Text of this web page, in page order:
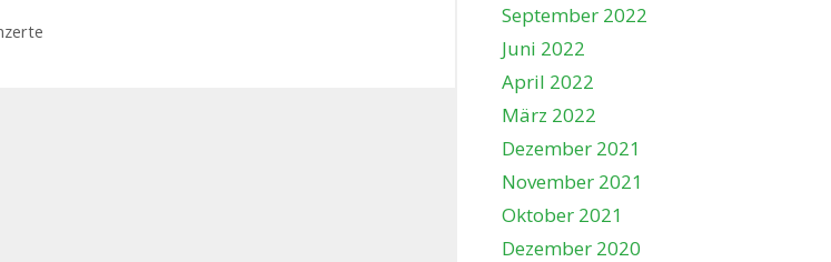
September 2022
Juni 2022
April 2022
März 2022
Dezember 2021
November 2021
Oktober 2021
Dezember 2020